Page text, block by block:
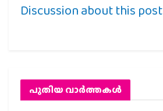
Discussion about this post
പുതിയ വാര്‍ത്തകള്‍